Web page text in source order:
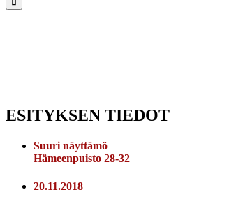
ESITYKSEN TIEDOT
Suuri näyttämö
Hämeenpuisto 28-32
20.11.2018